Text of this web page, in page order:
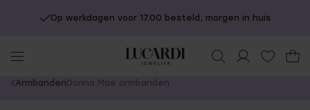
Op werkdagen voor 17.00 besteld, morgen in huis
You
Armbanden Donna Mae armbanden